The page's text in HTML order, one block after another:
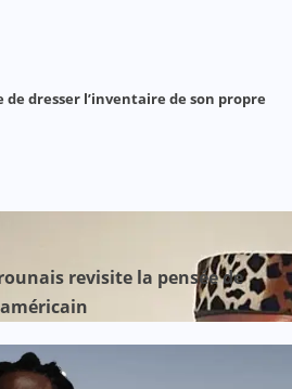
de dresser l’inventaire de son propre
revisite la pensée de